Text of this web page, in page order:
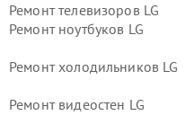
Ремонт телевизоров LG
Ремонт ноутбуков LG
Ремонт холодильников LG
Ремонт видеостен LG